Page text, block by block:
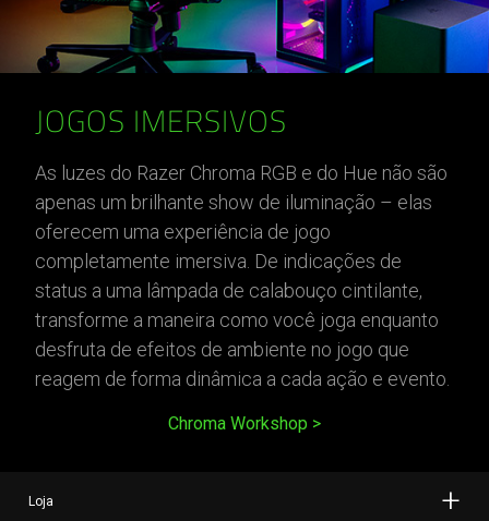
JOGOS IMERSIVOS
As luzes do Razer Chroma RGB e do Hue não são
apenas um brilhante show de iluminação – elas
oferecem uma experiência de jogo
completamente imersiva. De indicações de
status a uma lâmpada de calabouço cintilante,
transforme a maneira como você joga enquanto
desfruta de efeitos de ambiente no jogo que
reagem de forma dinâmica a cada ação e evento.
Chroma Workshop
Loja